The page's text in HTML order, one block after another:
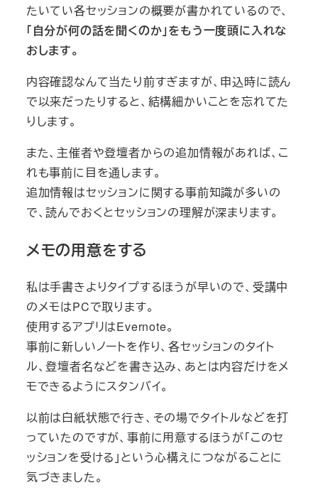
たいてい各セッションの概要が書かれているので、
「自分が何の話を聞くのか」をもう一度頭に入れな
おします。
内容確認なんて当たり前すぎますが、申込時に読ん
で以来だったりすると、結構細かいことを忘れてた
りします。
また、主催者や登壇者からの追加情報があれば、こ
れも事前に目を通します。
追加情報はセッションに関する事前知識が多いの
で、読んでおくとセッションの理解が深まります。
メモの用意をする
私は手書きよりタイプするほうが早いので、受講中
のメモはPCで取ります。
使用するアプリはEvernote。
事前に新しいノートを作り、各セッションのタイト
ル、登壇者名などを書き込み、あとは内容だけをメ
モできるようにスタンバイ。
以前は白紙状態で行き、その場でタイトルなどを打
っていたのですが、事前に用意するほうが「このセ
ッションを受ける」という心構えにつながることに
気づきました。